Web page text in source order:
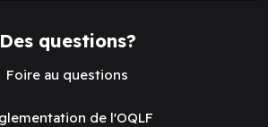
Des questions?
Foire au questions
de l'OQLF